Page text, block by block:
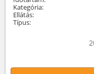
Kategória:
Ellátás:
Típus: